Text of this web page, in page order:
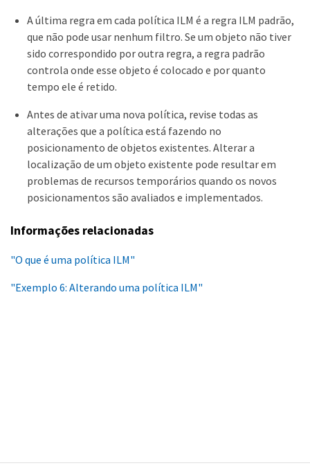
A última regra em cada política ILM é a regra ILM padrão,
que não pode usar nenhum filtro. Se um objeto não tiver
sido correspondido por outra regra, a regra padrão
controla onde esse objeto é colocado e por quanto
tempo ele é retido.
Antes de ativar uma nova política, revise todas as
alterações que a política está fazendo no
posicionamento de objetos existentes. Alterar a
localização de um objeto existente pode resultar em
problemas de recursos temporários quando os novos
posicionamentos são avaliados e implementados.
Informações relacionadas
"O que é uma política ILM"
"Exemplo 6: Alterando uma política ILM"